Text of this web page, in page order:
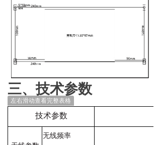
三、技术参数
左右滑动查看完整表格
技术参数
无线频率